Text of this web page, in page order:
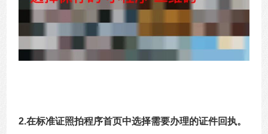
2.在标准证照拍程序首页中选择需要办理的证件回执。